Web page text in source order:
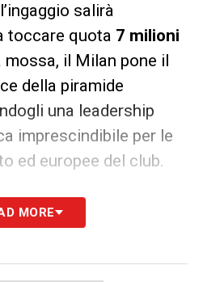
salirà
toccare quota 7 milioni
mossa, il Milan pone il
della piramide
una leadership
imprescindibile per le
ed europee del club.
– I rossoneri
MORE